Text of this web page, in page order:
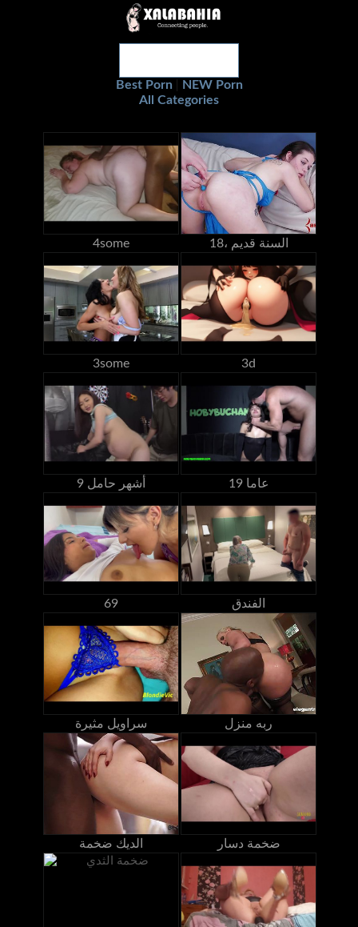
Best Porn
NEW Porn
All Categories
4some 18، السنة قديم
3some 3d
9 أشهر حامل 19 عاما
69 الفندق
سراويل مثيرة ربه منزل
الديك ضخمة ضخمة دسار